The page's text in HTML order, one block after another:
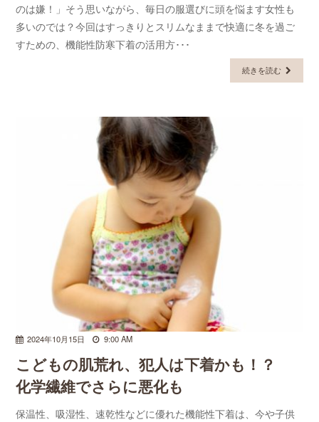
のは嫌！」そう思いながら、毎日の服選びに頭を悩ます女性も
多いのでは？今回はすっきりとスリムなままで快適に冬を過ご
すための、機能性防寒下着の活用方･･･
続きを読む
2024年10月15日 9:00 AM
こどもの肌荒れ、犯人は下着かも！？
化学繊維でさらに悪化も
保温性、吸湿性、速乾性などに優れた機能性下着は、今や子供